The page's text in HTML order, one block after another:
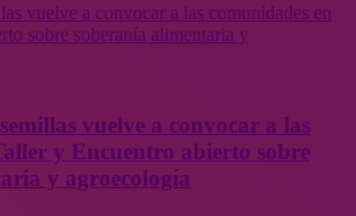
vuelve a convocar a las comunidades en
sobre soberanía alimentaria y
vuelve a convocar a las
y Encuentro abierto sobre
y agroecología